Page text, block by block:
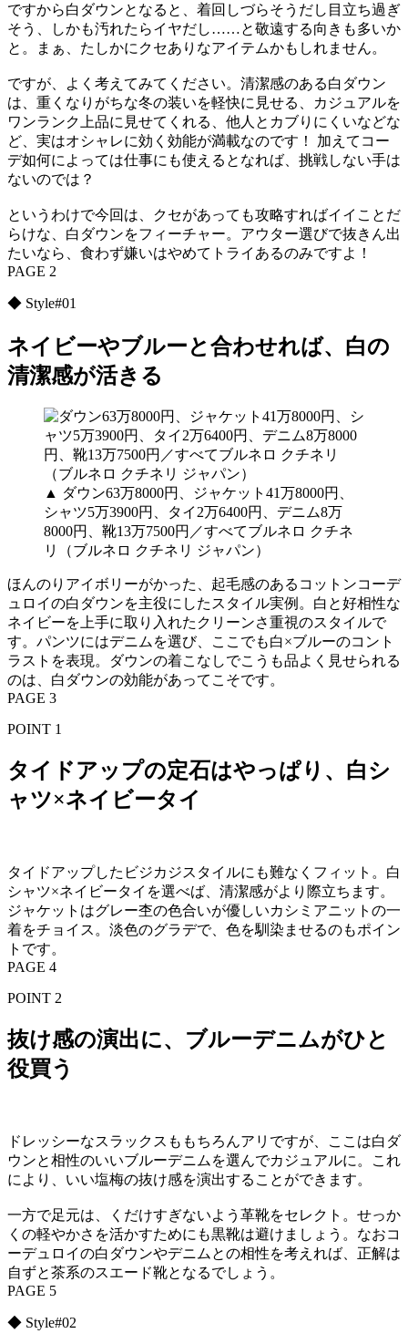
ですから白ダウンとなると、着回しづらそうだし目立ち過ぎ
そう、しかも汚れたらイヤだし……と敬遠する向きも多いか
と。まぁ、たしかにクセありなアイテムかもしれません。
ですが、よく考えてみてください。清潔感のある白ダウン
は、重くなりがちな冬の装いを軽快に見せる、カジュアルを
ワンランク上品に見せてくれる、他人とカブりにくいなどな
ど、実はオシャレに効く効能が満載なのです！ 加えてコー
デ如何によっては仕事にも使えるとなれば、挑戦しない手は
ないのでは？
というわけで今回は、クセがあっても攻略すればイイことだ
らけな、白ダウンをフィーチャー。アウター選びで抜きん出
たいなら、食わず嫌いはやめてトライあるのみですよ！
PAGE 2
◆ Style#01
ネイビーやブルーと合わせれば、白の
清潔感が活きる
▲ ダウン63万8000円、ジャケット41万8000円、
シャツ5万3900円、タイ2万6400円、デニム8万
8000円、靴13万7500円／すべてブルネロ クチネ
リ（ブルネロ クチネリ ジャパン）
ほんのりアイボリーがかった、起毛感のあるコットンコーデ
ュロイの白ダウンを主役にしたスタイル実例。白と好相性な
ネイビーを上手に取り入れたクリーンさ重視のスタイルで
す。パンツにはデニムを選び、ここでも白×ブルーのコント
ラストを表現。ダウンの着こなしでこうも品よく見せられる
のは、白ダウンの効能があってこそです。
PAGE 3
POINT 1
タイドアップの定石はやっぱり、白シ
ャツ×ネイビータイ
タイドアップしたビジカジスタイルにも難なくフィット。白
シャツ×ネイビータイを選べば、清潔感がより際立ちます。
ジャケットはグレー杢の色合いが優しいカシミアニットの一
着をチョイス。淡色のグラデで、色を馴染ませるのもポイン
トです。
PAGE 4
POINT 2
抜け感の演出に、ブルーデニムがひと
役買う
ドレッシーなスラックスももちろんアリですが、ここは白ダ
ウンと相性のいいブルーデニムを選んでカジュアルに。これ
により、いい塩梅の抜け感を演出することができます。
一方で足元は、くだけすぎないよう革靴をセレクト。せっか
くの軽やかさを活かすためにも黒靴は避けましょう。なおコ
ーデュロイの白ダウンやデニムとの相性を考えれば、正解は
自ずと茶系のスエード靴となるでしょう。
PAGE 5
◆ Style#02